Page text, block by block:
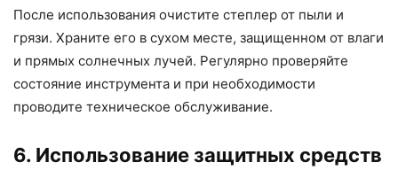
После использования очистите степлер от пыли и
грязи. Храните его в сухом месте, защищенном от влаги
и прямых солнечных лучей. Регулярно проверяйте
состояние инструмента и при необходимости
проводите техническое обслуживание.
6. Использование защитных средств